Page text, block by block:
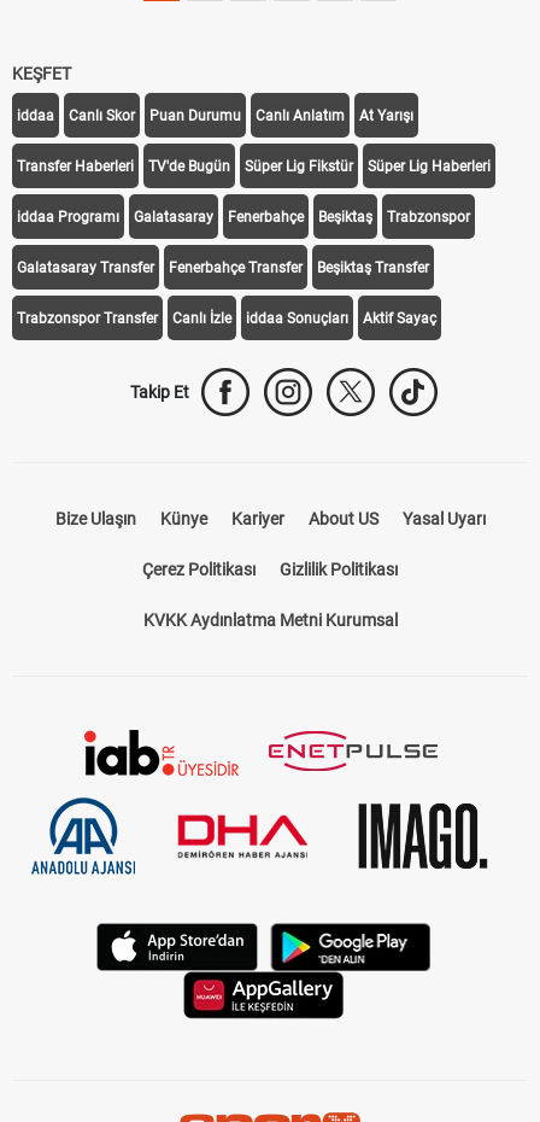
KEŞFET
iddaa Canlı Skor Puan Durumu Canlı Anlatım At Yarışı
Transfer Haberleri TV'de Bugün Süper Lig Fikstür Süper Lig Haberleri
iddaa Programı Galatasaray Fenerbahçe Beşiktaş Trabzonspor
Galatasaray Transfer Fenerbahçe Transfer Beşiktaş Transfer
Trabzonspor Transfer Canlı İzle iddaa Sonuçları Aktif Sayaç
Takip Et
Bize Ulaşın Künye Kariyer About US Yasal Uyarı
Çerez Politikası Gizlilik Politikası
KVKK Aydınlatma Metni Kurumsal